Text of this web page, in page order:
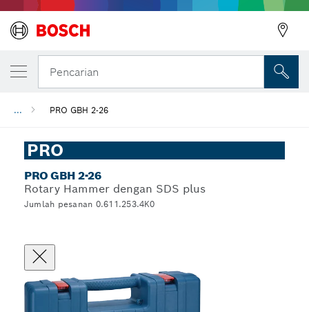
Pencarian
... PRO GBH 2-26
PRO
PRO GBH 2-26
Rotary Hammer dengan SDS plus
Jumlah pesanan 0.611.253.4K0